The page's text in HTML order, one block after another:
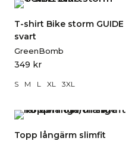
T-shirt Bike storm GUIDE
svart
GreenBomb
349 kr
S M L XL 3XL
Topp långärm slimfit